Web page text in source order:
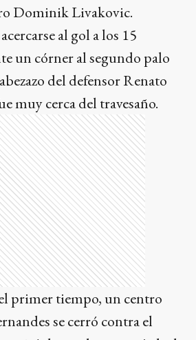
Dominik Livakovic.
al gol a los 15
un córner al segundo palo
del defensor Renato
muy cerca del travesaño.
primer tiempo, un centro
se cerró contra el